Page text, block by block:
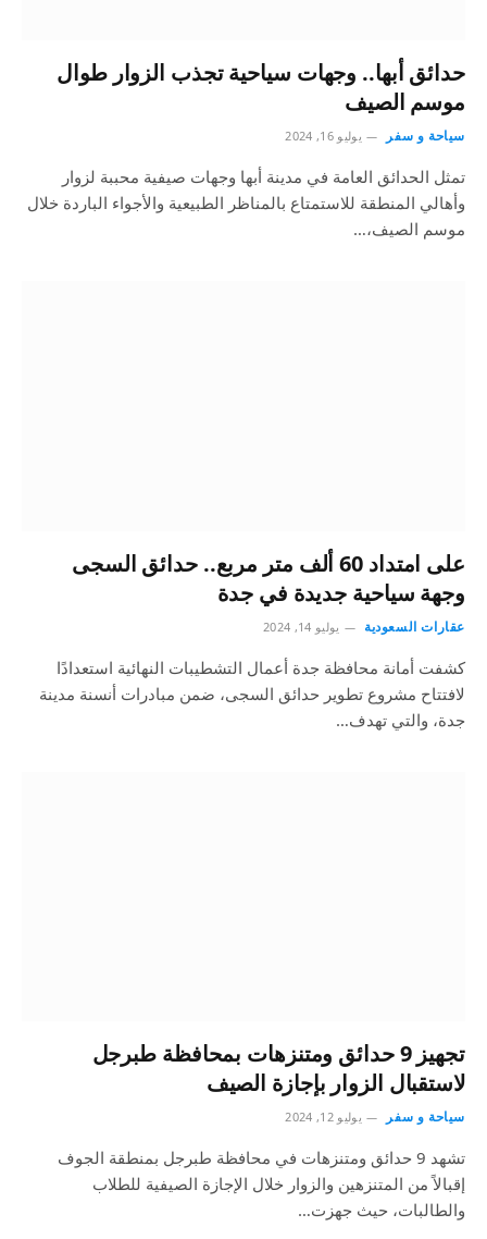
حدائق أبها.. وجهات سياحية تجذب الزوار طوال
موسم الصيف
سياحة و سفر يوليو 16, 2024
تمثل الحدائق العامة في مدينة أبها وجهات صيفية محببة لزوار
وأهالي المنطقة للاستمتاع بالمناظر الطبيعية والأجواء الباردة خلال
موسم الصيف،…
على امتداد 60 ألف متر مربع.. حدائق السجى
وجهة سياحية جديدة في جدة
عقارات السعودية يوليو 14, 2024
كشفت أمانة محافظة جدة أعمال التشطيبات النهائية استعدادًا
لافتتاح مشروع تطوير حدائق السجى، ضمن مبادرات أنسنة مدينة
جدة، والتي تهدف…
تجهيز 9 حدائق ومتنزهات بمحافظة طبرجل
لاستقبال الزوار بإجازة الصيف
سياحة و سفر يوليو 12, 2024
تشهد 9 حدائق ومتنزهات في محافظة طبرجل بمنطقة الجوف
إقبالاً من المتنزهين والزوار خلال الإجازة الصيفية للطلاب
والطالبات، حيث جهزت…